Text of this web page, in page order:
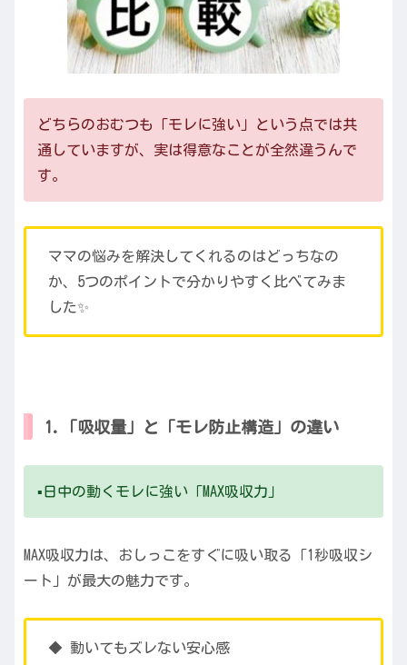
どちらのおむつも「モレに強い」という点では共
通していますが、実は得意なことが全然違うんで
す。
ママの悩みを解決してくれるのはどっちなの
か、5つのポイントで分かりやすく比べてみま
した✨
1.「吸収量」と「モレ防止構造」の違い
▪️日中の動くモレに強い「MAX吸収力」
MAX吸収力は、おしっこをすぐに吸い取る「1秒吸収シ
ート」が最大の魅力です。
◆ 動いてもズレない安心感